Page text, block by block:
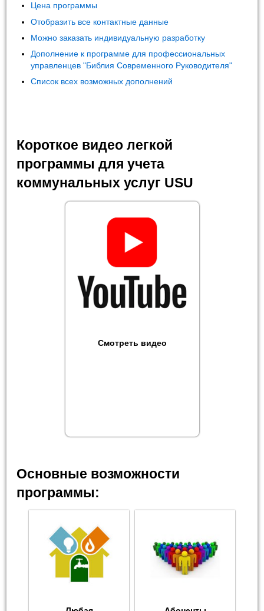
Цена программы
Отобразить все контактные данные
Можно заказать индивидуальную разработку
Дополнение к программе для профессиональных
управленцев "Библия Современного Руководителя"
Список всех возможных дополнений
Короткое видео легкой
программы для учета
коммунальных услуг USU
Смотреть видео
Основные возможности
программы: